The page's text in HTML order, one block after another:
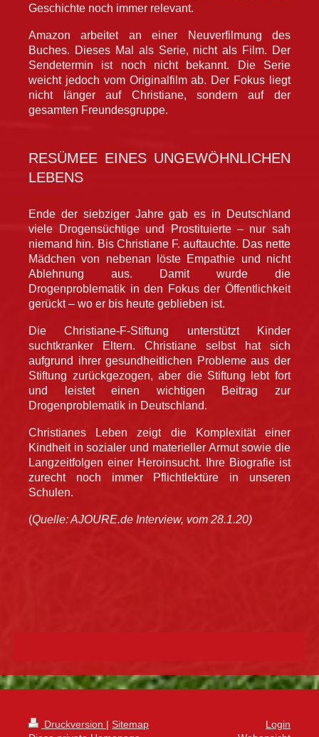
Geschichte noch immer relevant.
Amazon arbeitet an einer Neuverfilmung des
Buches. Dieses Mal als Serie, nicht als Film. Der
Sendetermin ist noch nicht bekannt. Die Serie
weicht jedoch vom Originalfilm ab. Der Fokus liegt
nicht länger auf Christiane, sondern auf der
gesamten Freundesgruppe.
RESÜMEE EINES UNGEWÖHNLICHEN
LEBENS
Ende der siebziger Jahre gab es in Deutschland
viele Drogensüchtige und Prostituierte – nur sah
niemand hin. Bis Christiane F. auftauchte. Das nette
Mädchen von nebenan löste Empathie und nicht
Ablehnung aus. Damit wurde die
Drogenproblematik in den Fokus der Öffentlichkeit
gerückt – wo er bis heute geblieben ist.
Die Christiane-F-Stiftung unterstützt Kinder
suchtkranker Eltern. Christiane selbst hat sich
aufgrund ihrer gesundheitlichen Probleme aus der
Stiftung zurückgezogen, aber die Stiftung lebt fort
und leistet einen wichtigen Beitrag zur
Drogenproblematik in Deutschland.
Christianes Leben zeigt die Komplexität einer
Kindheit in sozialer und materieller Armut sowie die
Langzeitfolgen einer Heroinsucht. Ihre Biografie ist
zurecht noch immer Pflichtlektüre in unseren
Schulen.
(Quelle: AJOURE.de Interview, vom 28.1.20)
Druckversion | Sitemap
Login